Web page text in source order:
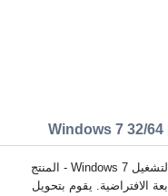
PDFCreator لنظام التشغيل Windows 7 - المنتج
الافتراضية. يقوم بتحويل